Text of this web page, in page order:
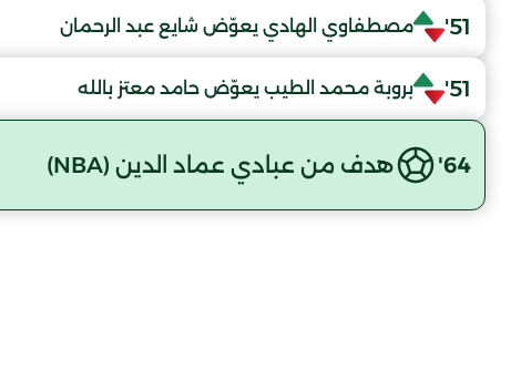
51' مصطفاوي الهادي يعوّض شايع عبد الرحمان
51' بروبة محمد الطيب يعوّض حامد معتز بالله
64' هدف من عبادي عماد الدين (NBA)